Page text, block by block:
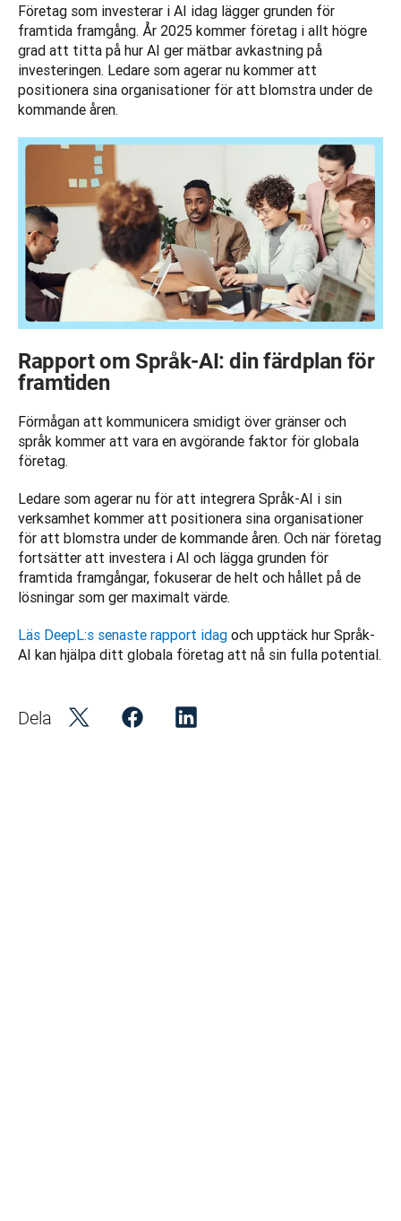
Företag som investerar i AI idag lägger grunden för
framtida framgång. År 2025 kommer företag i allt högre
grad att titta på hur AI ger mätbar avkastning på
investeringen. Ledare som agerar nu kommer att
positionera sina organisationer för att blomstra under de
kommande åren.
Rapport om Språk-AI: din färdplan för
framtiden
Förmågan att kommunicera smidigt över gränser och
språk kommer att vara en avgörande faktor för globala
företag.
Ledare som agerar nu för att integrera Språk-AI i sin
verksamhet kommer att positionera sina organisationer
för att blomstra under de kommande åren. Och när företag
fortsätter att investera i AI och lägga grunden för
framtida framgångar, fokuserar de helt och hållet på de
lösningar som ger maximalt värde.
Läs DeepL:s senaste rapport idag och upptäck hur Språk-
AI kan hjälpa ditt globala företag att nå sin fulla potential.
Dela